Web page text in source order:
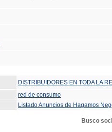
DISTRIBUIDORES EN TODA LA
red de consumo
Listado Anuncios de Hagamos
Busco